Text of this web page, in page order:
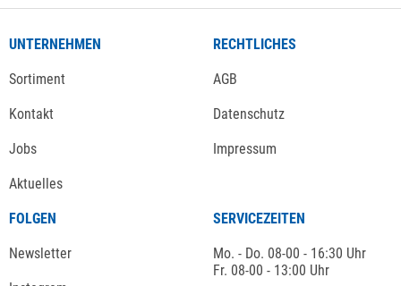
UNTERNEHMEN
Sortiment
Kontakt
Jobs
Aktuelles
RECHTLICHES
AGB
Datenschutz
Impressum
FOLGEN
Newsletter
SERVICEZEITEN
Mo. - Do. 08-00 - 16:30 Uhr
Fr. 08-00 - 13:00 Uhr